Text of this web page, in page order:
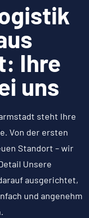
Ihre
uns
steht Ihre
Von der ersten
Standort – wir
Unsere
ausgerichtet,
und angenehm